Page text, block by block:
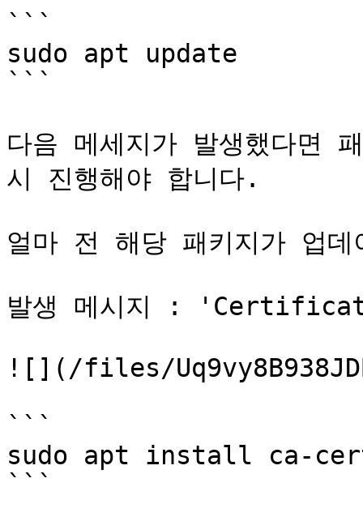
```
sudo apt update
```
다음 메세지가 발생했다면
시 진행해야 합니다.
얼마 전 해당 패키지가 업
발생 메시지 :
![](/files/
```
sudo apt install ca-
```